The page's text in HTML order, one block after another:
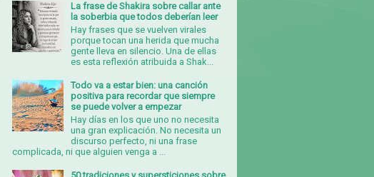
La frase de Shakira sobre callar ante
la soberbia que todos deberían leer
Hay frases que se vuelven virales
porque tocan una herida que mucha
gente lleva en silencio. Una de ellas
es esta reflexión atribuida a Shak...
Todo va a estar bien: una canción
positiva para recordar que siempre
se puede volver a empezar
Hay días en los que uno no necesita
una gran explicación. No necesita un
discurso perfecto, ni una frase
complicada, ni que alguien venga a ...